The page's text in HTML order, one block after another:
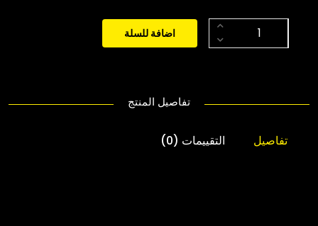
اضافة للسلة
تفاصيل المنتج
تفاصيل التقييمات (0)